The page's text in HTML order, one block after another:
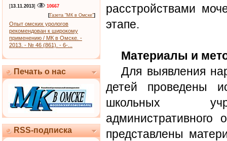
[13.11.2013]
10667
[Газета "МК в Омске"]
Опыт омских урологов
рекомендован к широкому
применению / МК в Омске. -
2013. - № 46 (861). - 6-...
Печать о нас
RSS-подписка
расстройствами
этапе.
Материалы и
Для выявления
детей проведены
школьных
административного
представлены